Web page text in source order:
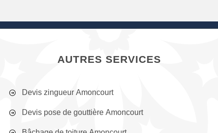
AUTRES SERVICES
Devis zingueur Amoncourt
Devis pose de gouttière Amoncourt